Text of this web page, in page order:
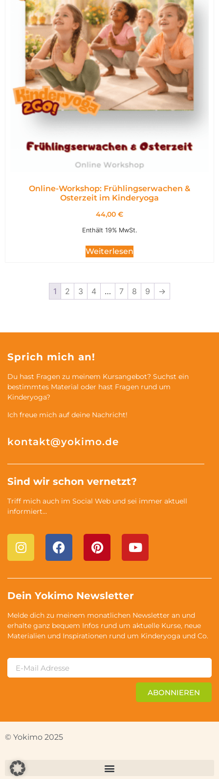
Online-Workshop: Frühlingserwachen &
Osterzeit im Kinderyoga
44,00 €
Enthält 19% MwSt.
Weiterlesen
1 2 3 4 … 7 8 9 →
Sprich mich an!
Du hast Fragen zu meinem Kursangebot? Suchst ein
bestimmtes Material oder hast Fragen rund um
Kinderyoga?
Ich freue mich auf deine Nachricht!
kontakt@yokimo.de
Sind wir schon vernetzt?
Triff mich auch im Social Web und sei immer aktuell
informiert…
Dein Yokimo Newsletter
Melde dich zu meinem monatlichen Newsletter an und
erhalte ganz bequem Infos rund um aktuelle Kurse, neue
Materialien und Inspirationen rund um Kinderyoga und Co.
ABONNIEREN
© Yokimo 2025